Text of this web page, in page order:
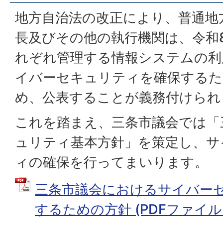
地方自治法の改正により、普通
長及びその他の執行機関は、令
れぞれ管理する情報システムの
イバーセキュリティを確保する
め、公表することが義務付けら
これを踏まえ、三条市議会では
ュリティ基本方針」を策定し、
ィの確保を行ってまいります。
三条市議会におけるサイバー
するための方針 (PDFファイ